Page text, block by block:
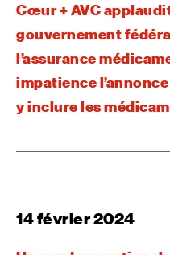
Cœur + AVC
gouvernement
l’assurance
impatience
y inclure les
14 février 2024